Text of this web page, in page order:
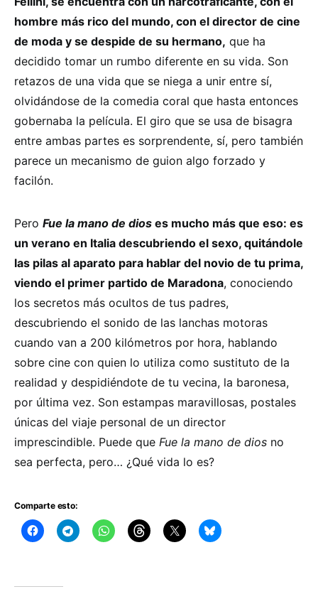
hombre más rico del mundo, con el director de cine
de moda y se despide de su hermano, que ha
decidido tomar un rumbo diferente en su vida. Son
retazos de una vida que se niega a unir entre sí,
olvidándose de la comedia coral que hasta entonces
gobernaba la película. El giro que se usa de bisagra
entre ambas partes es sorprendente, sí, pero también
parece un mecanismo de guion algo forzado y
facilón.
Pero Fue la mano de dios es mucho más que eso: es
un verano en Italia descubriendo el sexo, quitándole
las pilas al aparato para hablar del novio de tu prima,
viendo el primer partido de Maradona, conociendo
los secretos más ocultos de tus padres,
descubriendo el sonido de las lanchas motoras
cuando van a 200 kilómetros por hora, hablando
sobre cine con quien lo utiliza como sustituto de la
realidad y despidiéndote de tu vecina, la baronesa,
por última vez. Son estampas maravillosas, postales
únicas del viaje personal de un director
imprescindible. Puede que Fue la mano de dios no
sea perfecta, pero… ¿Qué vida lo es?
Comparte esto: